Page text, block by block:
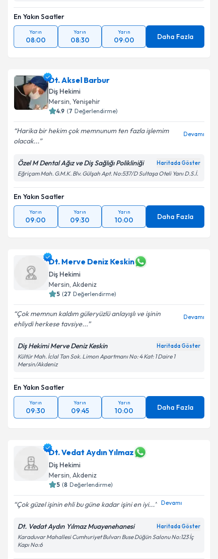
En Yakın Saatler
Yarın
08:00
Yarın
08:30
Yarın
09:00 Daha Fazla
Dt. Aksel Barbur
Diş Hekimi
Mersin, Yenişehir
4.9 (7 Değerlendirme)
Harika bir hekim çok memnunum ten fazla işlemim
olacak...
Devamı
Özel M Dental Ağız ve Diş Sağlığı Polikliniği Haritada Göster
Eğriçam Mah. G.M.K. Blv. Gülşah Apt. No:537/D Sultaşa Oteli Yanı D.S.İ.
En Yakın Saatler
Yarın
09:00
Yarın
09:30
Yarın
10:00 Daha Fazla
Dt. Merve Deniz Keskin
Diş Hekimi
Mersin, Akdeniz
5 (27 Değerlendirme)
Çok memnun kaldım güleryüzlü anlayışlı ve işinin
ehliydi herkese tavsiye...
Devamı
Diş Hekimi Merve Deniz Keskin Haritada Göster
Kültür Mah. İclal Tan Sok. Limon Apartmanı No: 4 Kat: 1 Daire 1
Mersin/Akdeniz
En Yakın Saatler
Yarın
09:30
Yarın
09:45
Yarın
10:00 Daha Fazla
Dt. Vedat Aydın Yılmaz
Diş Hekimi
Mersin, Akdeniz
5 (8 Değerlendirme)
Çok güzel işinin ehli bu güne kadar işini en iyi... Devamı
Dt. Vedat Aydın Yılmaz Muayenehanesi Haritada Göster
Karaduvar Mahallesi Cumhuriyet Bulvarı Buse Düğün Salonu No:123 İç
Kapı No:6